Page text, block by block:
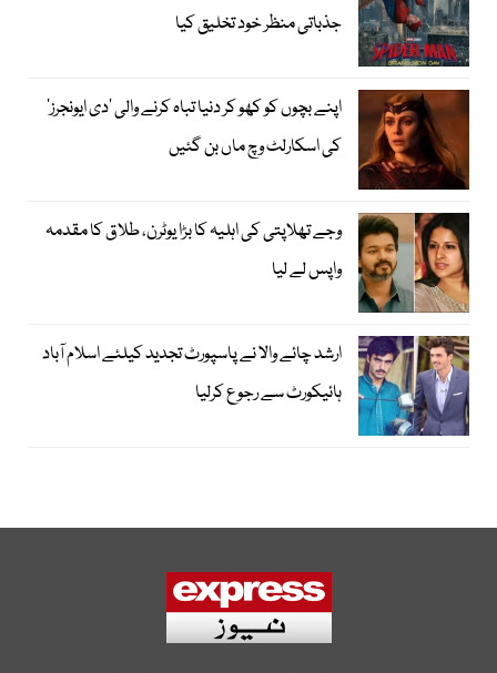
جذباتی منظر خود تخلیق کیا
اپنے بچوں کو کھو کر دنیا تباہ کرنے والی ’دی ایونجرز‘
کی اسکارلٹ وچ ماں بن گئیں
وجے تھلاپتی کی اہلیہ کا بڑا یوٹرن، طلاق کا مقدمہ
واپس لے لیا
ارشد چائے والا نے پاسپورٹ تجدید کیلئے اسلام آباد
ہائیکورٹ سے رجوع کرلیا